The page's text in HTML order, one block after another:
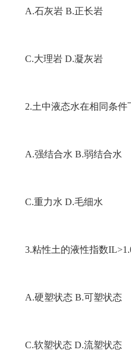
A.石灰岩 B.正长岩
C.大理岩 D.凝灰岩
2.土中液态水在相同条件
A.强结合水 B.弱结合水
C.重力水 D.毛细水
3.粘性土的液性指数
A.硬塑状态 B.可塑状态
C.软塑状态 D.流塑状态